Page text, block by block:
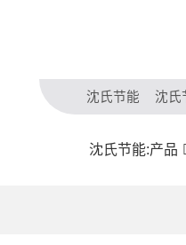
沈氏节能 沈氏
沈氏节能:产品